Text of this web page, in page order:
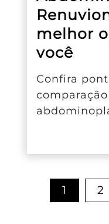
melhor
você
Confira
1 2